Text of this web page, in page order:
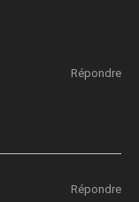
Répondre
Répondre